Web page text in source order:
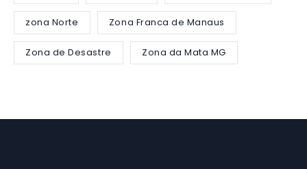
zona Norte Zona Franca de Manaus
Zona de Desastre Zona da Mata MG